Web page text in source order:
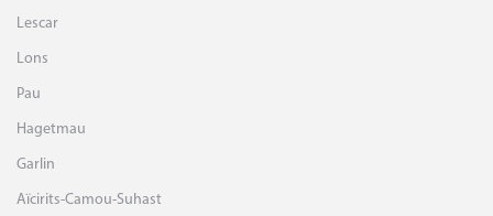
Lescar
Lons
Pau
Hagetmau
Garlin
Aïcirits-Camou-Suhast